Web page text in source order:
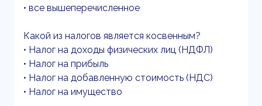
• все вышеперечисленное
Какой из налогов является косвенным?
• Налог на доходы физических лиц (НДФЛ)
• Налог на прибыль
• Налог на добавленную стоимость (НДС)
• Налог на имущество